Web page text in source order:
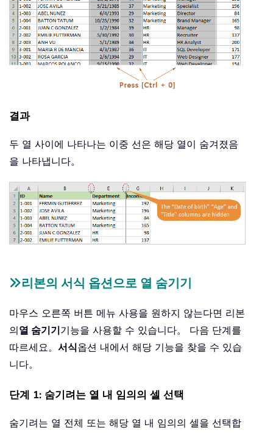
결과
두 열 사이에 나타나는 이중 선은 해당 열이 숨겨졌음
을 나타냅니다。
리본의 서식 옵션으로 열 숨기기
마우스 오른쪽 버튼 메뉴 사용을 원하지 않는다면 리본
의열 숨기기기능을 사용할 수 있습니다。 다음 단계를
따르세요。 서식옵션 내에서 해당 기능을 찾을 수 있습
니다。
단계 1: 숨기려는 열 내 임의의 셀 선택
숨기려는 열 전체 또는 해당 열 내 임의의 셀을 선택합